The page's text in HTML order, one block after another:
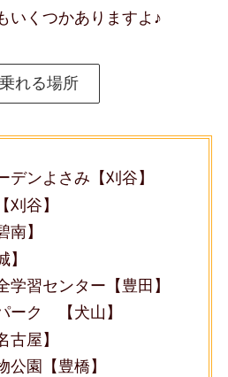
いくつかありますよ♪
れる場所
デンよさみ【刈谷】
谷】
】
学習センター【豊田】
ーク 【犬山】
古屋】
公園【豊橋】